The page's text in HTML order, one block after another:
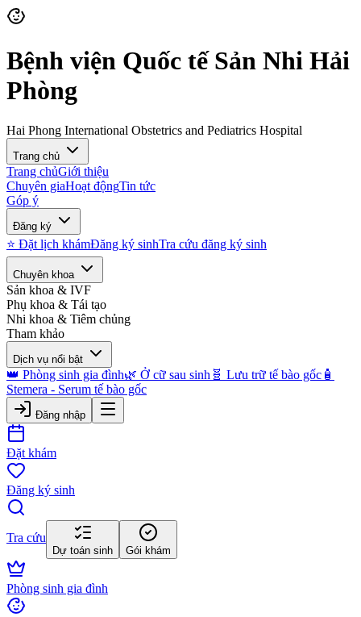
Bệnh viện Quốc tế Sản Nhi Hải
Phòng
Hai Phong International Obstetrics and Pediatrics Hospital
Trang chủ
Trang chủGiới thiệu
Chuyên giaHoạt độngTin tức
Góp ý
Đăng ký
⭐ Đặt lịch khámĐăng ký sinhTra cứu đăng ký sinh
Chuyên khoa
Sản khoa & IVF
Phụ khoa & Tái tạo
Nhi khoa & Tiêm chủng
Tham khảo
Dịch vụ nổi bật
👑 Phòng sinh gia đình🌿 Ở cữ sau sinh 🧬 Lưu trữ tế bào gốc 🧴
Stemera - Serum tế bào gốc
Đăng nhập
Đặt khám
Đăng ký sinh
Tra cứu
Dự toán sinh Gói khám
Phòng sinh gia đình